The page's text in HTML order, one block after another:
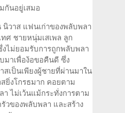
กันอยู่เสมอ
ส แฟนเก่าของพลับพลา
ศ ชายหนุ่มเสเพล ลูก
งไม่ยอมรับการถูกพลับพลา
มาเพื่อง้อขอคืนดี ซึ่ง
เป็นเพียงผู้ชายที่ผ่านมาใน
ยิ่งโกรธมาก คอยตาม
ไม่เว้นแม้กระทั่งการตาม
วของพลับพลา และสร้าง